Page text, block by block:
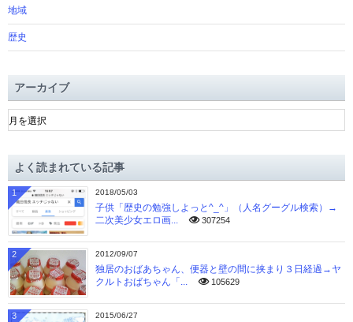
地域
歴史
アーカイブ
ア
ー
ブよく読まれている記事
2018/05/03
子供「歴史の勉強しよっと^_^」（人名グーグル検索）→
二次美少女エロ画...
307254
1
2012/09/07
独居のおばあちゃん、便器と壁の間に挟まり３日経過→ヤ
クルトおばちゃん「...
105629
2
2015/06/27
3